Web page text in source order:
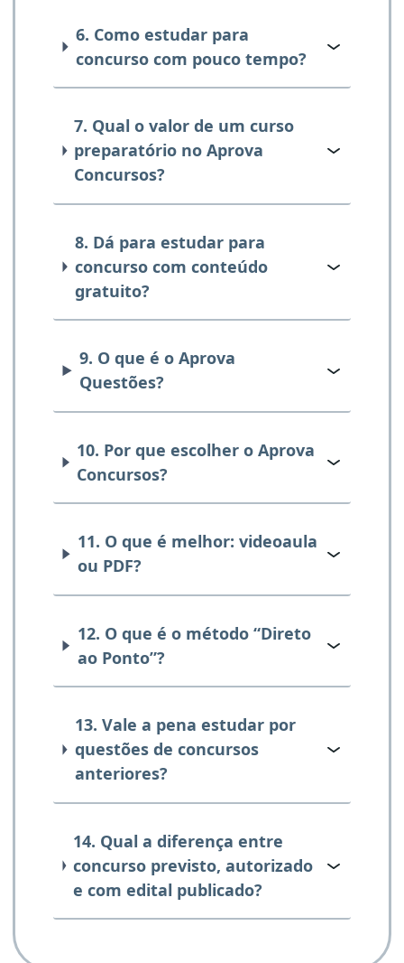
6. Como estudar para
concurso com pouco tempo?
7. Qual o valor de um curso
preparatório no Aprova
Concursos?
8. Dá para estudar para
concurso com conteúdo
gratuito?
9. O que é o Aprova
Questões?
10. Por que escolher o Aprova
Concursos?
11. O que é melhor: videoaula
ou PDF?
12. O que é o método “Direto
ao Ponto”?
13. Vale a pena estudar por
questões de concursos
anteriores?
14. Qual a diferença entre
concurso previsto, autorizado
e com edital publicado?